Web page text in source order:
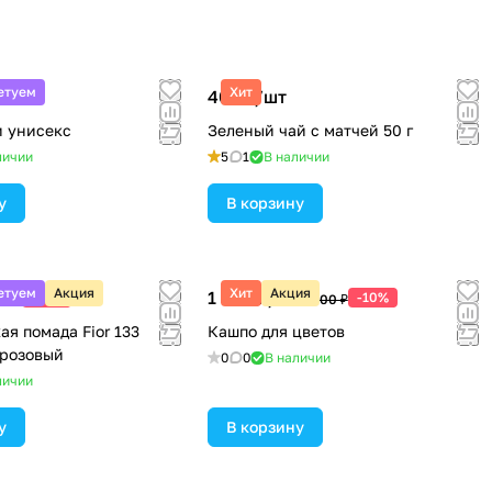
унисекс
Хит
400 ₽/шт
Зеленый чай с матчей 50 г
5 1 В наличии
В корзину
Акция
₽ -10%
помада Fior 133
Хит Акция
1 800 ₽/шт2 000 ₽ -10%
Кашпо для цветов
0 0 В наличии
В корзину